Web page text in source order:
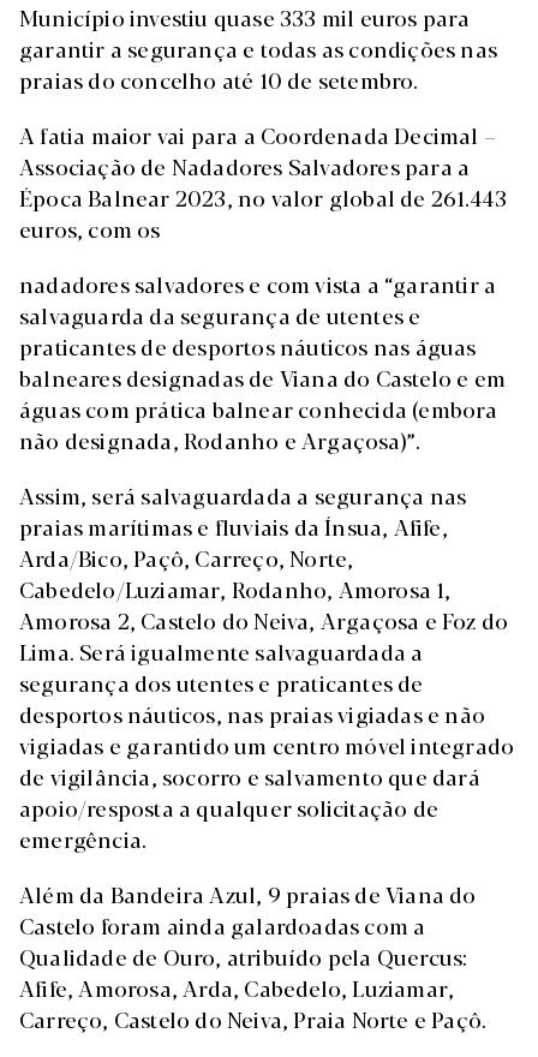
Município investiu quase 333 mil euros para
garantir a segurança e todas as condições nas
praias do concelho até 10 de setembro.
A fatia maior vai para a Coordenada Decimal –
Associação de Nadadores Salvadores para a
Época Balnear 2023, no valor global de 261.443
euros, com os
nadadores salvadores e com vista a “garantir a
salvaguarda da segurança de utentes e
praticantes de desportos náuticos nas águas
balneares designadas de Viana do Castelo e em
águas com prática balnear conhecida (embora
não designada, Rodanho e Argaçosa)”.
Assim, será salvaguardada a segurança nas
praias marítimas e fluviais da Ínsua, Afife,
Arda/Bico, Paçô, Carreço, Norte,
Cabedelo/Luziamar, Rodanho, Amorosa 1,
Amorosa 2, Castelo do Neiva, Argaçosa e Foz do
Lima. Será igualmente salvaguardada a
segurança dos utentes e praticantes de
desportos náuticos, nas praias vigiadas e não
vigiadas e garantido um centro móvel integrado
de vigilância, socorro e salvamento que dará
apoio/resposta a qualquer solicitação de
emergência.
Além da Bandeira Azul, 9 praias de Viana do
Castelo foram ainda galardoadas com a
Qualidade de Ouro, atribuído pela Quercus:
Afife, Amorosa, Arda, Cabedelo, Luziamar,
Carreço, Castelo do Neiva, Praia Norte e Paçô.